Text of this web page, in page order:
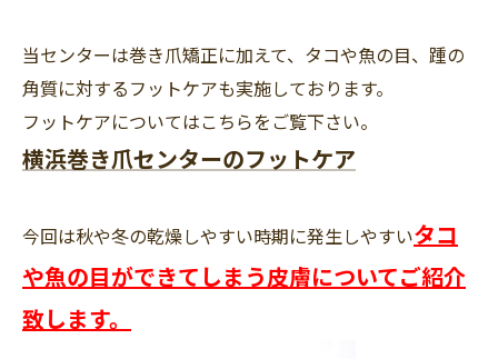
当センターは巻き爪矯正に加えて、タコや魚の目、踵の
角質に対するフットケアも実施しております。
フットケアについてはこちらをご覧下さい。
横浜巻き爪センターのフットケア
今回は秋や冬の乾燥しやすい時期に発生しやすいタコ
や魚の目ができてしまう皮膚についてご紹介
致します。